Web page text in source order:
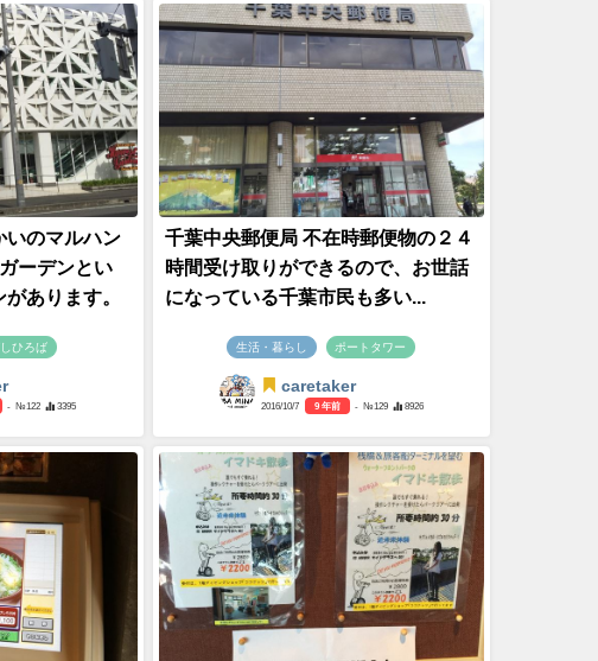
いのマルハン
ーデンとい
あります。
ひろば
- №122 3395
千葉中央郵便局 不在時郵便物の２４
時間受け取りができるので、お世話
になっている千葉市民も多い...
生活・暮らし ポートタワー
caretaker
2016/10/7 9 年前 - №129 8926